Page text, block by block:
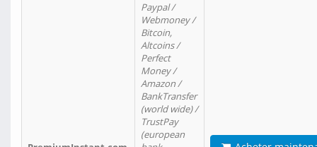
Paypal /
Webmoney /
Bitcoin,
Altcoins /
Perfect
Money /
Amazon /
BankTransfer
(world wide) /
TrustPay
(european